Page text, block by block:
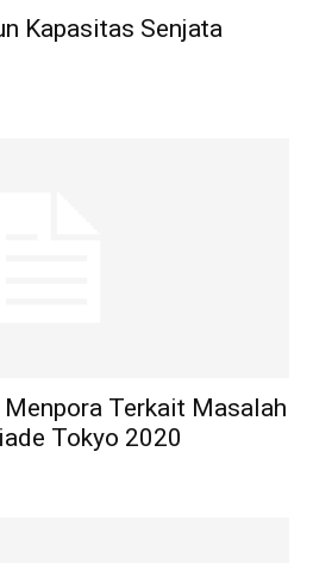
Kapasitas Senjata
Menpora Terkait Masalah
Tokyo 2020